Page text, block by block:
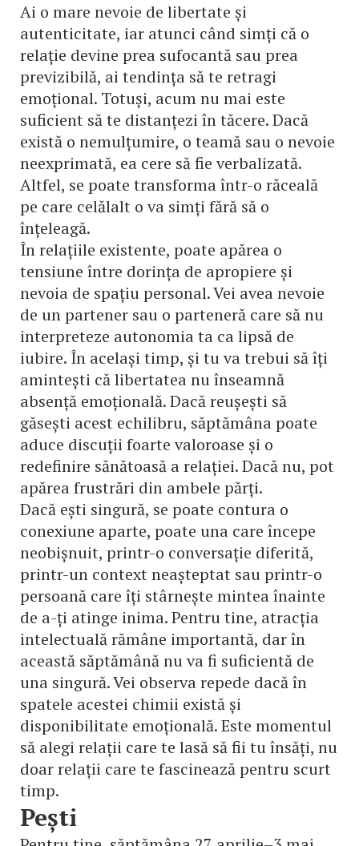
Ai o mare nevoie de libertate și
autenticitate, iar atunci când simți că o
relație devine prea sufocantă sau prea
previzibilă, ai tendința să te retragi
emoțional. Totuși, acum nu mai este
suficient să te distanțezi în tăcere. Dacă
există o nemulțumire, o teamă sau o nevoie
neexprimată, ea cere să fie verbalizată.
Altfel, se poate transforma într-o răceală
pe care celălalt o va simți fără să o
înțeleagă.
În relațiile existente, poate apărea o
tensiune între dorința de apropiere și
nevoia de spațiu personal. Vei avea nevoie
de un partener sau o parteneră care să nu
interpreteze autonomia ta ca lipsă de
iubire. În același timp, și tu va trebui să îți
amintești că libertatea nu înseamnă
absență emoțională. Dacă reușești să
găsești acest echilibru, săptămâna poate
aduce discuții foarte valoroase și o
redefinire sănătoasă a relației. Dacă nu, pot
apărea frustrări din ambele părți.
Dacă ești singură, se poate contura o
conexiune aparte, poate una care începe
neobișnuit, printr-o conversație diferită,
printr-un context neașteptat sau printr-o
persoană care îți stârnește mintea înainte
de a-ți atinge inima. Pentru tine, atracția
intelectuală rămâne importantă, dar în
această săptămână nu va fi suficientă de
una singură. Vei observa repede dacă în
spatele acestei chimii există și
disponibilitate emoțională. Este momentul
să alegi relații care te lasă să fii tu însăți, nu
doar relații care te fascinează pentru scurt
timp.
Pești